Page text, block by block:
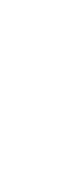
いし、何より安